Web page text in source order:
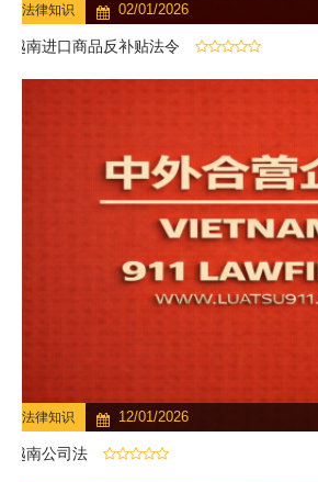
法律知识 02/01/2026
越南进口商品反补贴法令
法律知识 12/01/2026
越南公司法